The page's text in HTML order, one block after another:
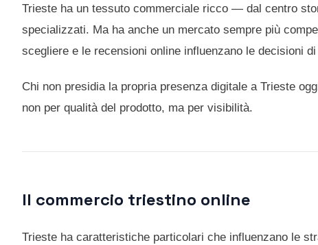
Trieste ha un tessuto commerciale ricco — dal centro
specializzati. Ma ha anche un mercato sempre più
scegliere e le recensioni online influenzano le decisioni
Chi non presidia la propria presenza digitale a Trieste
non per qualità del prodotto, ma per visibilità.
Il commercio triestino online
Trieste ha caratteristiche particolari che influenzano le